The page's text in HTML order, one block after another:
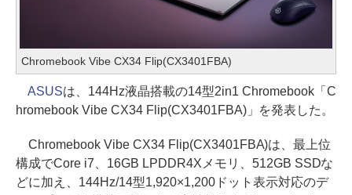
Chromebook Vibe CX34 Flip(CX3401FBA)
ASUSは、144Hz液晶搭載の14型2in1 Chromebook「C
hromebook Vibe CX34 Flip(CX3401FBA)」を発表した。
Chromebook Vibe CX34 Flip(CX3401FBA)は、最上位
構成でCore i7、16GB LPDDR4Xメモリ、512GB SSDな
どに加え、144Hz/14型1,920×1,200ドット表示対応のデ